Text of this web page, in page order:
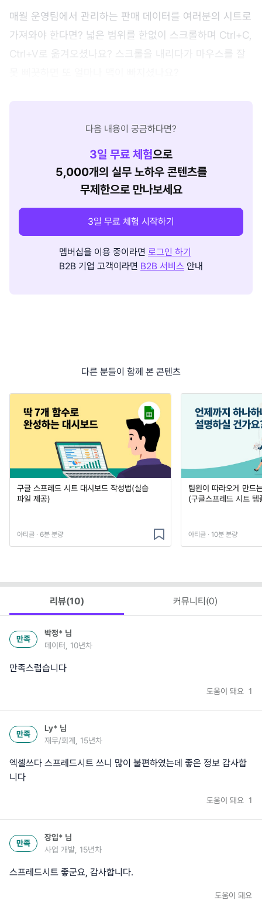
매월 운영팀에서 관리하는 판매 데이터를 여러분의 시트로
가져와야 한다면? 넓은 범위를 한없이 스크롤하며 Ctrl+C,
Ctrl+V로 옮겨오셨나요? 스크롤을 내리다가 마우스를 잘
다음 내용이 궁금하다면?
3일 무료 체험으로
5,000개의 실무 노하우 콘텐츠를
무제한으로 만나보세요
3일 무료 체험 시작하기
멤버십을 이용 중이라면 로그인 하기
B2B 기업 고객이라면 B2B 서비스 안내
다른 분들이 함께 본 콘텐츠
구글 스프레드 시트 대시보드 작성법(실습
파일 제공)
아티클 · 6분 분량
팀원이 따라오게 만드
(구글스프레드 시트 템
아티클 · 10분 분량
리뷰(10) 커뮤니티(0)
만족
박정* 님
데이터, 10년차
만족스럽습니다
도움이 돼요 1
만족
Ly* 님
재무/회계, 15년차
엑셀쓰다 스프레드시트 쓰니 많이 불편하였는데 좋은 정보 감사합
니다
도움이 돼요 1
만족
장입* 님
사업 개발, 15년차
스프레드시트 좋군요, 감사합니다.
도움이 돼요